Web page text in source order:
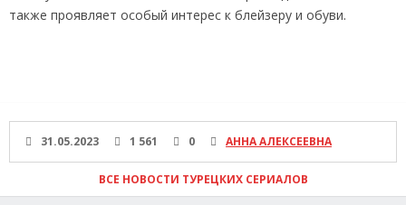
также проявляет особый интерес к блейзеру и обуви.
31.05.2023 1 561 0 АННА АЛЕКСЕЕВНА
ВСЕ НОВОСТИ ТУРЕЦКИХ СЕРИАЛОВ